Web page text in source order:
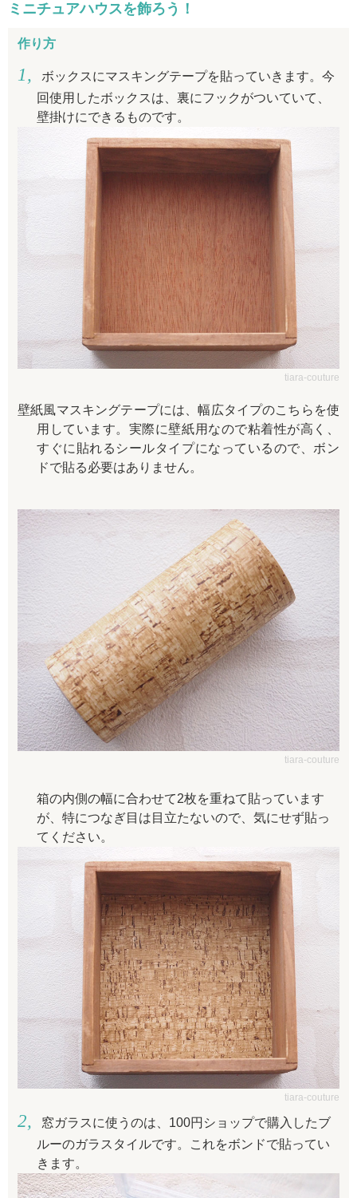
ミニチュアハウスを飾ろう！
作り方
ボックスにマスキングテープを貼っていきます。今
回使用したボックスは、裏にフックがついていて、
壁掛けにできるものです。
tiara-couture
壁紙風マスキングテープには、幅広タイプのこちらを使
用しています。実際に壁紙用なので粘着性が高く、
すぐに貼れるシールタイプになっているので、ボン
ドで貼る必要はありません。
tiara-couture
箱の内側の幅に合わせて2枚を重ねて貼っています
が、特につなぎ目は目立たないので、気にせず貼っ
てください。
tiara-couture
窓ガラスに使うのは、100円ショップで購入したブ
ルーのガラスタイルです。これをボンドで貼ってい
きます。